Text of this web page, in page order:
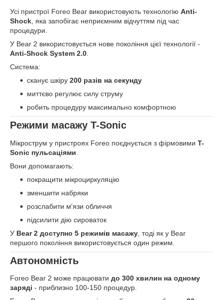
Усі пристрої Foreo Bear використовують технологію Anti-
Shock , яка запобігає неприємним відчуттям під час
процедури.
У Bear 2 використовується нове покоління цієї технології -
Anti-Shock System 2.0
Система:
сканує шкіру 200 разів на секунду
миттєво регулює силу струму
робить процедуру максимально комфортною
Режими масажу T-Sonic
Мікрострум у пристроях Foreo поєднується з фірмовими T-
Sonic пульсаціями
Вони допомагають:
покращити мікроциркуляцію
зменшити набряки
розслабити м'язи обличчя
підсилити дію сироваток
У Bear 2 доступно 5 режимів масажу , тоді як у Bear
першого покоління використовується один режим.
Автономність
Foreo Bear 2 може працювати до 300 хвилин на одному
заряді - приблизно 100-150 процедур.